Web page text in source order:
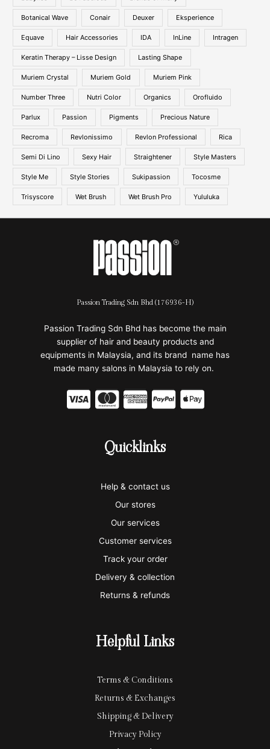
Botanical Wave Conair Deuxer Eksperience
Equave Hair Accessories IDA InLine Intragen
Keratin Therapy – Lisse Design Lasting Shape
Muriem Crystal Muriem Gold Muriem Pink
Number Three Nutri Color Organics Orofluido
Parlux Passion Pigments Precious Nature
Recroma Revlonissimo Revlon Professional Rica
Semi Di Lino Sexy Hair Straightener Style Masters
Style Me Style Stories Sukipassion Tocosme
Trisyscore Wet Brush Wet Brush Pro Yululuka
Passion Trading Sdn Bhd (176936-H)
Passion Trading Sdn Bhd has become the main
supplier of hair and beauty products and
equipments in Malaysia, and its brand name has
made many salons in Malaysia to rely on.
C
C
-
m
a
s
t
e
r
c
r
d
C
-
m
e
x
C
-
a
a
l
C
Quicklinks
Help & contact us
Our stores
Our services
Customer services
Track your order
Delivery & collection
Returns & refunds
Helpful Links
Terms & Conditions
Returns & Exchanges
Shipping & Delivery
Privacy Policy